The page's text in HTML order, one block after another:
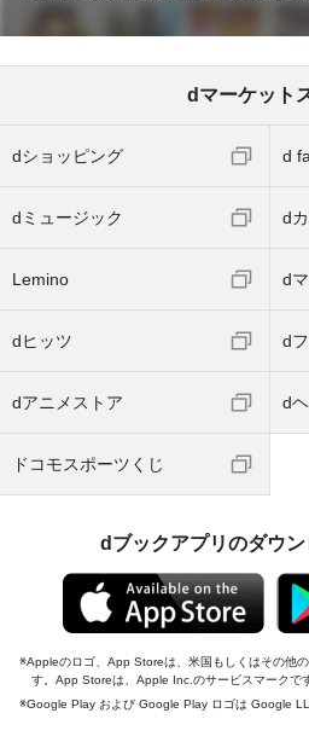
dマーケット
dショッピング d
dミュージック d
Lemino d
dヒッツ d
dアニメストア d
ドコモスポーツくじ
dブックアプリのダウ
Appleのロゴ、App Storeは、米国もしくはその他
す。App Storeは、Apple Inc.のサービスマークです
Google Play および Google Play ロゴは Google